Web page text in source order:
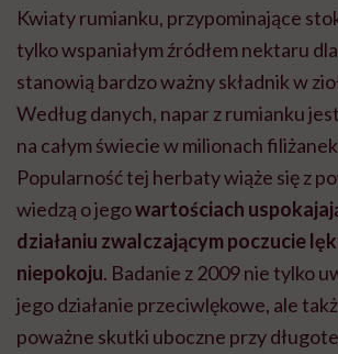
Kwiaty rumianku, przypominające
tylko wspaniałym źródłem nektaru dla
stanowią bardzo ważny składnik w
Według danych, napar z rumianku
na całym świecie w milionach
Popularność tej herbaty wiąże się z
wiedzą o jegowartościach
działaniu zwalczającym poczucie
niepokoju. Badanie z 2009 nie tylko
jego działanie przeciwlękowe, ale
poważne skutki uboczne przy